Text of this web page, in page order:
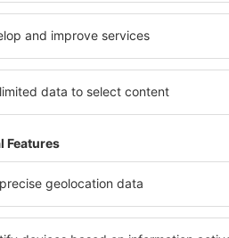
Ontdek
van
meer